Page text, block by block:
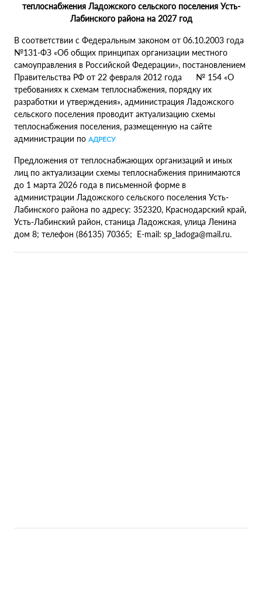
теплоснабжения Ладожского сельского поселения Усть-
Лабинского района на 2027 год
В соответствии с Федеральным законом от 06.10.2003 года
№131-ФЗ «Об общих принципах организации местного
самоуправления в Российской Федерации», постановлением
Правительства РФ от 22 февраля 2012 года № 154 «О
требованиях к схемам теплоснабжения, порядку их
разработки и утверждения», администрация Ладожского
сельского поселения проводит актуализацию схемы
теплоснабжения поселения, размещенную на сайте
администрации по АДРЕСУ
Предложения от теплоснабжающих организаций и иных
лиц по актуализации схемы теплоснабжения принимаются
до 1 марта 2026 года в письменной форме в
администрации Ладожского сельского поселения Усть-
Лабинского района по адресу: 352320, Краснодарский край,
Усть-Лабинский район, станица Ладожская, улица Ленина
дом 8; телефон (86135) 70365; E-mail: sp_ladoga@mail.ru.